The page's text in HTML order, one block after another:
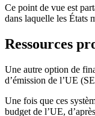
Ce point de vue est
dans laquelle les États
Ressources
Une autre option de
d’émission de l’UE
Une fois que ces
budget de l’UE,